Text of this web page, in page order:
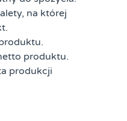
na której
produktu.
produkcji